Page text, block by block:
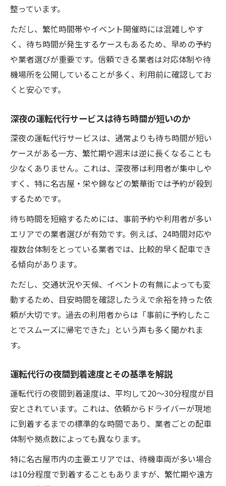
整っています。
ただし、繁忙時間帯やイベント開催時には混雑しやす
く、待ち時間が発生するケースもあるため、早めの予約
や業者選びが重要です。信頼できる業者は対応体制や待
機場所を公開していることが多く、利用前に確認してお
くと安心です。
深夜の運転代行サービスは待ち時間が短いのか
深夜の運転代行サービスは、通常よりも待ち時間が短い
ケースがある一方、繁忙期や週末は逆に長くなることも
少なくありません。これは、深夜帯は利用者が集中しや
すく、特に名古屋・栄や錦などの繁華街では予約が殺到
するためです。
待ち時間を短縮するためには、事前予約や利用者が多い
エリアでの業者選びが有効です。例えば、24時間対応や
複数台体制をとっている業者では、比較的早く配車でき
る傾向があります。
ただし、交通状況や天候、イベントの有無によっても変
動するため、目安時間を確認したうえで余裕を持った依
頼が大切です。過去の利用者からは「事前に予約したこ
とでスムーズに帰宅できた」という声も多く聞かれま
す。
運転代行の夜間到着速度とその基準を解説
運転代行の夜間到着速度は、平均して20～30分程度が目
安とされています。これは、依頼からドライバーが現地
に到着するまでの標準的な時間であり、業者ごとの配車
体制や拠点数によっても異なります。
特に名古屋市内の主要エリアでは、待機車両が多い場合
は10分程度で到着することもありますが、繁忙期や遠方